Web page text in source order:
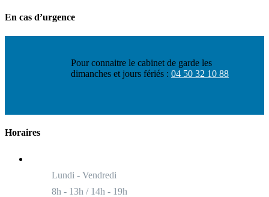
En cas d’urgence
Pour connaitre le cabinet de garde les
dimanches et jours fériés : 04 50 32 10 88
Horaires
Lundi - Vendredi
8h - 13h / 14h - 19h